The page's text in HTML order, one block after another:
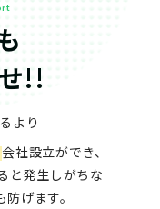
!!
より
会社設立ができ、
と発生しがちな
げます。